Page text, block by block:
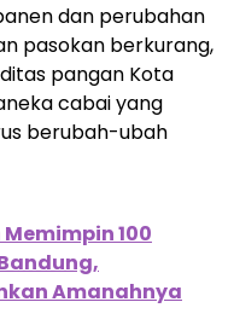
dan perubahan
pasokan berkurang,
pangan Kota
cabai yang
berubah-ubah
100
Amanahnya